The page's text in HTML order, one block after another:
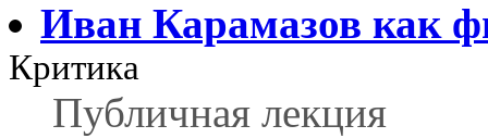
Иван Карамазов как
Критика
Публичная лекция